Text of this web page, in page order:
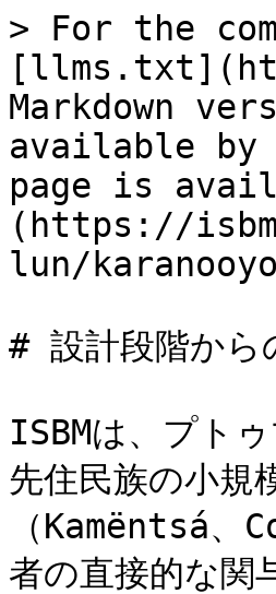
> For the
Markdown
available by
page is
(https://
lun/
# 設計段階から
ISBMは、プト
先住民族の小規
（Kamëntsá
者の直接的な関